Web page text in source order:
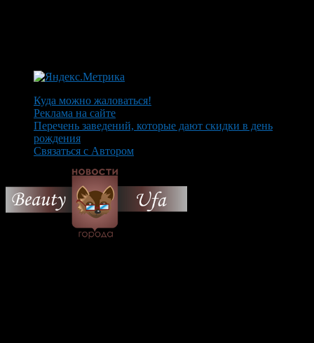
Куда можно жаловаться!
Реклама на сайте
Перечень заведений, которые дают скидки в день
рождения
Связаться с Автором